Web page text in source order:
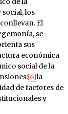
los
El
se
sus
económica
social de la
[6]la
de factores de
y